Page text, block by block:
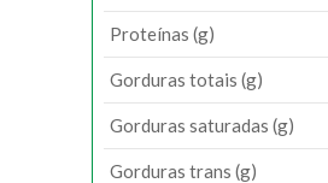
Proteínas (g)
Gorduras totais (g)
Gorduras saturadas (g)
Gorduras trans (g)